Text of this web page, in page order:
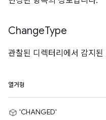
ChangeType
관찰된 디렉터리에서 감지
열거형
'CHANGED'